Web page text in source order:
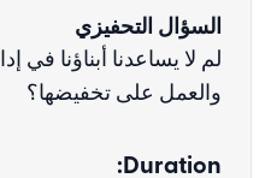
السؤال التحفيزي
لم لا يساعدنا أبناؤنا في
والعمل على تخفيضها؟
Duration: